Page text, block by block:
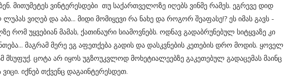
მითუმეტეს ვინტერესდები თუ საქართველოზე იღებს ვინმე რამეს. ეგრევე დიდ
ვიღებ და აბა... მიდი მომიყევი რა ნახე და როგორ შეაფასე!? ეს იმას გავს -
რომ უყვებიან მამას, ქათინაური სიამოვნებს. ოდნავ გადაბრუნებულ სიტყვაზე კი
მაგრამ მერე ეგ აფეთქება გადის და დასკვნების კეთების დრო მოდის. ყოველ
მსუფუქ. ცოტა არ იყოს უგზოუკვლოდ მოხეტიალეებზე გაკეთებულ გადაცემას მაინც
იქნებ თქვენც დაგაინტერესდეთ.